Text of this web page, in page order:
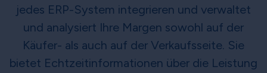
jedes ERP-System integrieren und verwaltet
und analysiert Ihre Margen sowohl auf der
Käufer- als auch auf der Verkaufsseite. Sie
bietet Echtzeitinformationen über die Leistung